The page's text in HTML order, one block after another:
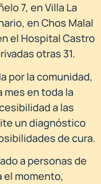
7, en Villa La
en Chos Malal
el Hospital Castro
otras 31.
por la comunidad,
mes en toda la
a las
un diagnóstico
de cura.
a personas de
el momento,